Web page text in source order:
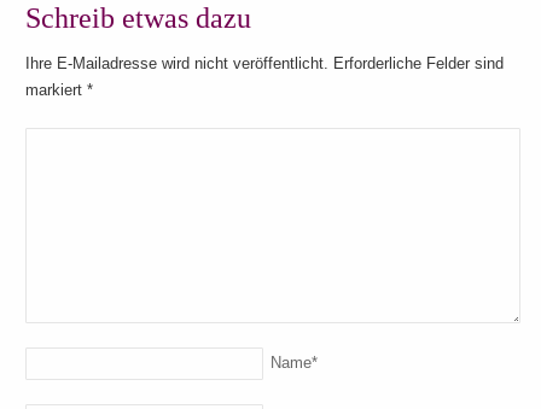
Schreib etwas dazu
Ihre E-Mailadresse wird nicht veröffentlicht. Erforderliche Felder sind
markiert*
Name*